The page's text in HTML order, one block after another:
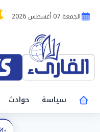
الجمعة 07 أغسطس 2026
سياسة
حوادث